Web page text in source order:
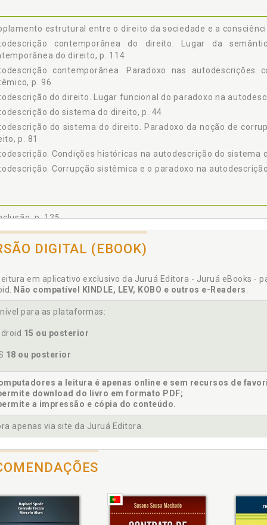
estrutural entre o direito da sociedade e a
contemporânea do direito. Lugar da
do direito, p. 114
contemporânea. Paradoxo nas autodescrições
p. 96
do direito. Lugar funcional do paradoxo na
do sistema do direito, p. 44
do sistema do direito. Paradoxo da noção de
p. 81
Condições históricas na autodescrição do sistema
Corrupção sistêmica e o paradoxo na
p. 125
históricas na autodescrição do sistema do direito, p. 64
dos sistemas psíquicos. Acoplamento estrutural
psíquicos, p. 106
sistêmica e direitos humanos, p. 101
sistêmica e o paradoxo na autodescrição, p. 61
da sociedade. Acoplamento estrutural entre o direito da
humanos. Corrupção sistêmica e direitos humanos, p. 101
operacional sistêmico. Paradoxo nas
p. 96
DIGITAL (EBOOK)
em aplicativo exclusivo da Juruá Editora - Juruá eBooks -
Não compatível KINDLE, LEV, KOBO e outros e-Readers.
para as plataformas:
15 ou posterior
18 ou posterior
a leitura é apenas online e sem recursos de
download do livro em formato PDF;
a impressão e cópia do conteúdo.
apenas via site da Juruá Editora.